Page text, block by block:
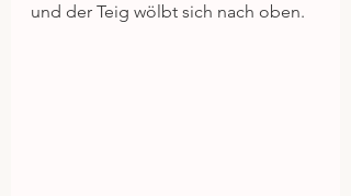
und der Teig wölbt sich nach oben.